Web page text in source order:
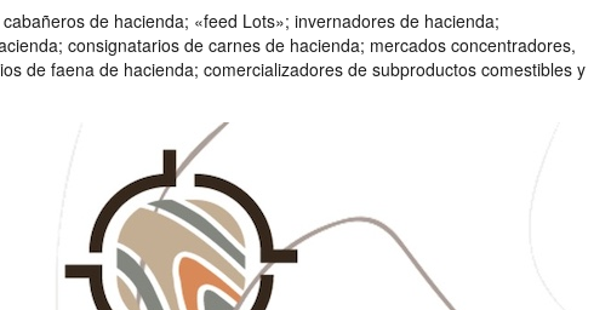
de hacienda; «feed Lots»; invernadores de hacienda;
consignatarios de carnes de hacienda; mercados concentradores,
de faena de hacienda; comercializadores de subproductos comestibles y